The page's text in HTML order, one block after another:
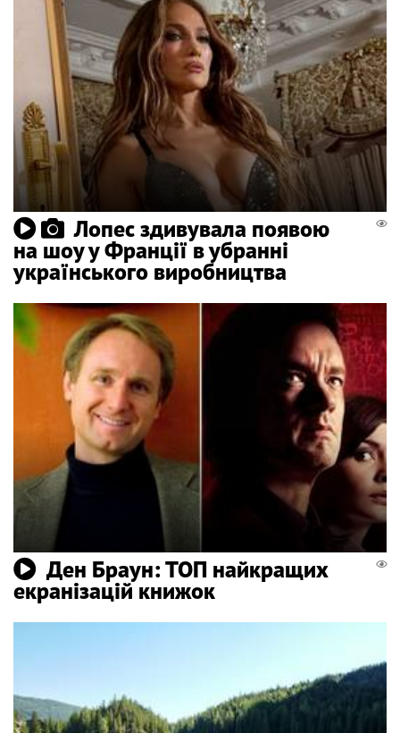
Лопес здивувала появою
на шоу у Франції в убранні
українського виробництва
Ден Браун: ТОП найкращих
екранізацій книжок